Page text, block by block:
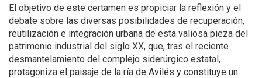
El objetivo de este certamen es propiciar la reflexión y el
debate sobre las diversas posibilidades de recuperación,
reutilización e integración urbana de esta valiosa pieza del
patrimonio industrial del siglo XX, que, tras el reciente
desmantelamiento del complejo siderúrgico estatal,
protagoniza el paisaje de la ría de Avilés y constituye un